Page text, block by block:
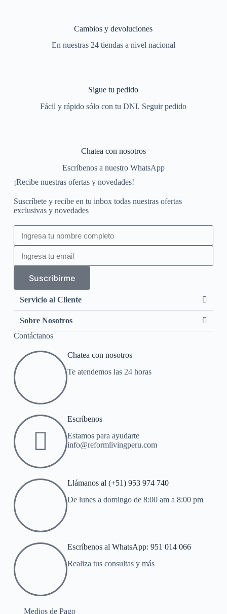
Cambios y devoluciones
En nuestras 24 tiendas a nivel nacional
Sigue tu pedido
Fácil y rápido sólo con tu DNI. Seguir pedido
Chatea con nosotros
Escríbenos a nuestro WhatsApp
¡Recibe nuestras ofertas y novedades!
Suscríbete y recibe en tu inbox todas nuestras ofertas
exclusivas y novedades
Suscribirme
Servicio al Cliente
Sobre Nosotros
Contáctanos
Chatea con nosotros
Te atendemos las 24 horas
Escríbenos
Estamos para ayudarte
info@reformlivingperu.com
Llámanos al (+51) 953 974 740
De lunes a domingo de 8:00 am a 8:00 pm
Escríbenos al WhatsApp: 951 014 066
Realiza tus consultas y más
Medios de Pago